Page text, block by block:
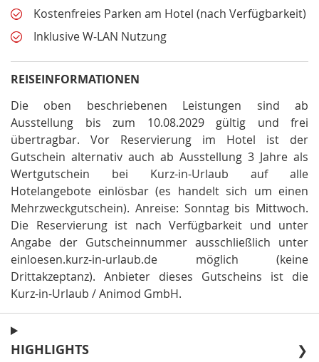
Kostenfreies Parken am Hotel (nach Verfügbarkeit)
Inklusive W-LAN Nutzung
REISEINFORMATIONEN
Die oben beschriebenen Leistungen sind ab
Ausstellung bis zum 10.08.2029 gültig und frei
übertragbar. Vor Reservierung im Hotel ist der
Gutschein alternativ auch ab Ausstellung 3 Jahre als
Wertgutschein bei Kurz-in-Urlaub auf alle
Hotelangebote einlösbar (es handelt sich um einen
Mehrzweckgutschein). Anreise: Sonntag bis Mittwoch.
Die Reservierung ist nach Verfügbarkeit und unter
Angabe der Gutscheinnummer ausschließlich unter
einloesen.kurz-in-urlaub.de möglich (keine
Drittakzeptanz). Anbieter dieses Gutscheins ist die
Kurz-in-Urlaub / Animod GmbH.
HIGHLIGHTS ❯